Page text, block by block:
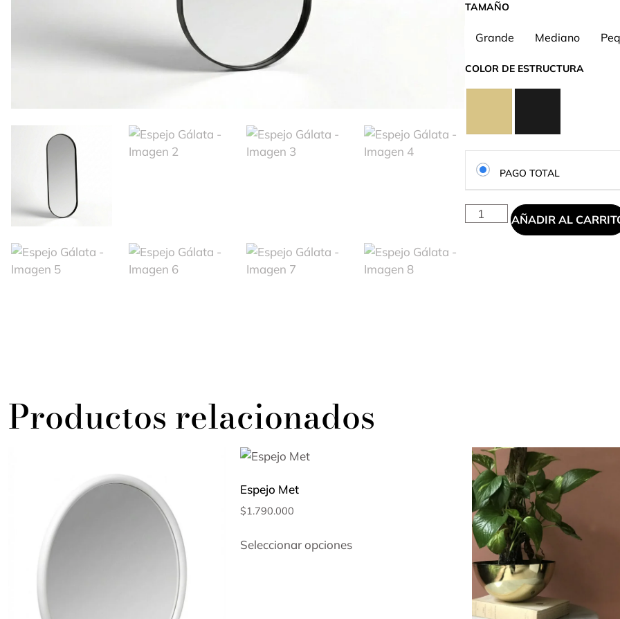
TAMAÑO
Grande Mediano
COLOR DE ESTRUCTURA
PAGO TOTAL
AÑADIR AL
Productos relacionados
Espejo Met
$1.790.000
Seleccionar opciones